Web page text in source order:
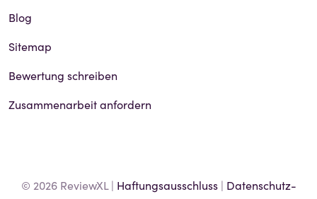
Blog
Sitemap
Bewertung schreiben
Zusammenarbeit anfordern
© 2026 ReviewXL | Haftungsausschluss| Datenschutz-